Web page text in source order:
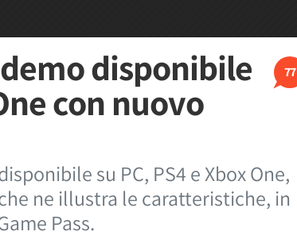
77
disponibile
con nuovo
su PC, PS4 e Xbox One,
ne illustra le caratteristiche, in
Pass.